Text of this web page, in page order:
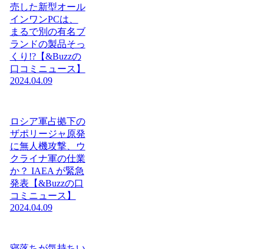
売した新型オール
インワンPCは、
まるで別の有名ブ
ランドの製品そっ
くり!?【&Buzzの
口コミニュース】
2024.04.09
ロシア軍占拠下の
ザポリージャ原発
に無人機攻撃、ウ
クライナ軍の仕業
か？ IAEA が緊急
発表【&Buzzの口
コミニュース】
2024.04.09